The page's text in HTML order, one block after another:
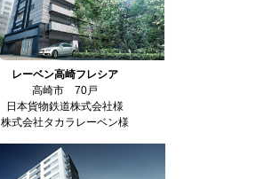
レーベン高崎フレシア
高崎市 70戸
日本貨物鉄道株式会社様
株式会社タカラレーベン様